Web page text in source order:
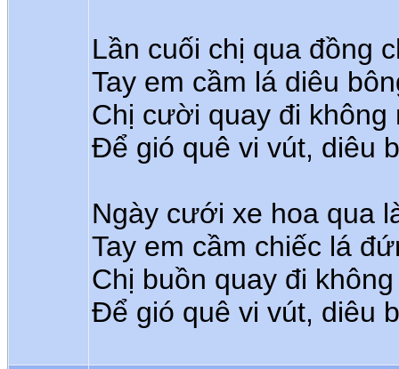
Lần cuối chị qua đồng
Tay em cầm lá diêu
Chị cười quay đi không
Để gió quê vi vút, diêu
Ngày cưới xe hoa qua
Tay em cầm chiếc lá
Chị buồn quay đi
Để gió quê vi vút, diêu